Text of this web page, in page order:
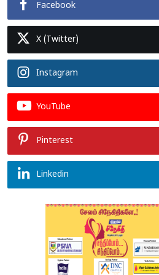
Facebook
X (Twitter)
Instagram
YouTube
Pinterest
Linkedin